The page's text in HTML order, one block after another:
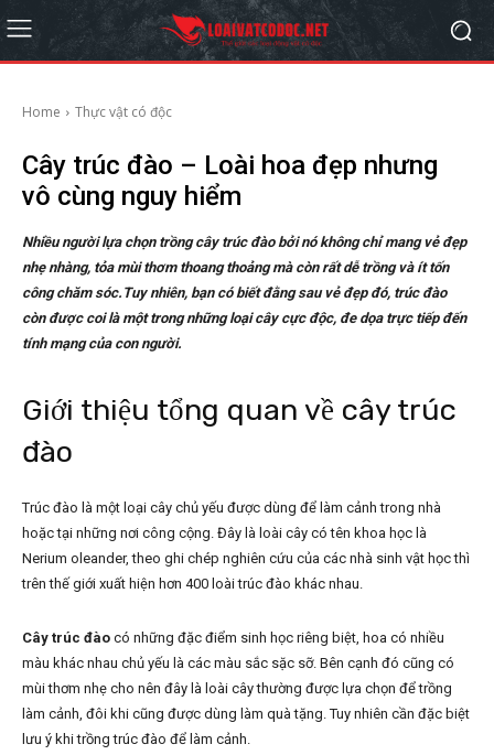
Home Thực vật có độc
Cây trúc đào – Loài hoa đẹp nhưng
vô cùng nguy hiểm
Nhiều người lựa chọn trồng cây trúc đào bởi nó không chỉ mang vẻ đẹp
nhẹ nhàng, tỏa mùi thơm thoang thoảng mà còn rất dễ trồng và ít tốn
công chăm sóc.Tuy nhiên, bạn có biết đằng sau vẻ đẹp đó, trúc đào
còn được coi là một trong những loại cây cực độc, đe dọa trực tiếp đến
tính mạng của con người.
Giới thiệu tổng quan về cây trúc
đào
Trúc đào là một loại cây chủ yếu được dùng để làm cảnh trong nhà
hoặc tại những nơi công cộng. Đây là loài cây có tên khoa học là
Nerium oleander, theo ghi chép nghiên cứu của các nhà sinh vật học thì
trên thế giới xuất hiện hơn 400 loài trúc đào khác nhau.
Cây trúc đào có những đặc điểm sinh học riêng biệt, hoa có nhiều
màu khác nhau chủ yếu là các màu sắc sặc sỡ. Bên cạnh đó cũng có
mùi thơm nhẹ cho nên đây là loài cây thường được lựa chọn để trồng
làm cảnh, đôi khi cũng được dùng làm quà tặng. Tuy nhiên cần đặc biệt
lưu ý khi trồng trúc đào để làm cảnh.